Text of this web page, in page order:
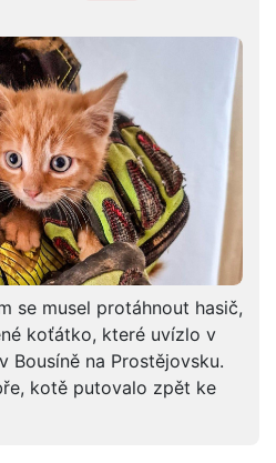
se musel protáhnout hasič,
koťátko, které uvízlo v
Bousíně na Prostějovsku.
kotě putovalo zpět ke